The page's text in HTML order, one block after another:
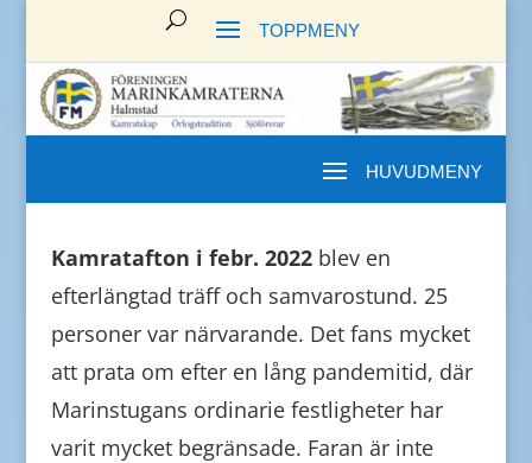
Kamratafton i febr. 2022blev en
efterlängtad träff och samvarostund. 25
personer var närvarande. Det fans mycket
att prata om efter en lång pandemitid, där
Marinstugans ordinarie festligheter har
varit mycket begränsade. Faran är inte